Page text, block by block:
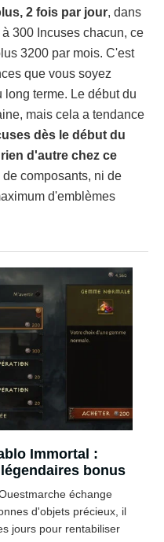
2 fois par jour, dans
300 Incuses chacun, ce
3200 par mois. C'est
que vous soyez
terme. Le début du
mais cela a tendance
dès le début du
d'autre chez ce
composants, ni de
d'emblèmes
Immortal :
bonus
échange
d'objets précieux, il
jours pour rentabiliser